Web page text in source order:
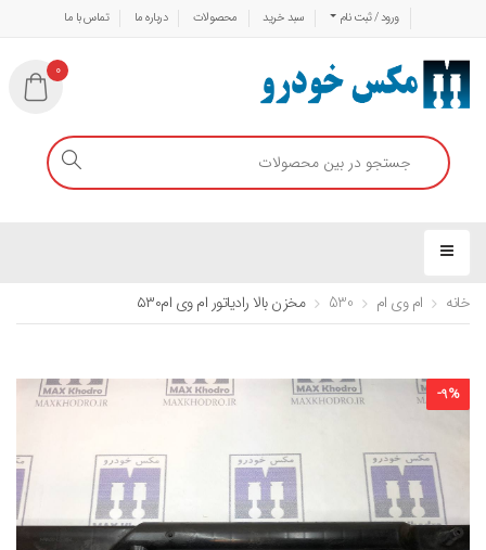
ورود / ثبت نام سبد خرید محصولات درباره ما تماس با ما
0
خانه ام وی ام 530 مخزن بالا رادیاتور ام وی ام۵۳۰
-9%